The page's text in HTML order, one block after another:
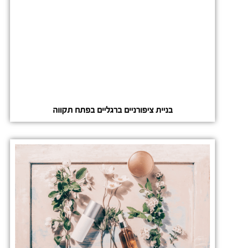
בניית ציפורניים ברגליים בפתח תקווה